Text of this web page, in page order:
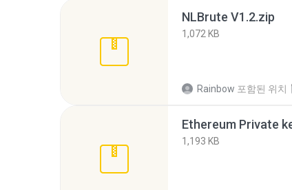
NLBrute V1.2.zip
1,072 KB
Rainbow 포함된 위치
1,193 KB